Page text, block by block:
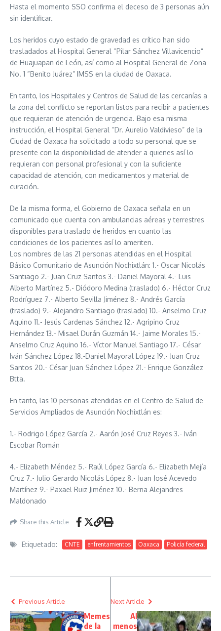
Hasta el momento SSO confirma el deceso de 3 personas aún
sin identificar.
Los heridos cuyo estado de gravedad es crítico han sido
trasladados al Hospital General “Pilar Sánchez Villavicencio”
de Huajuapan de León, así como al Hospital General de Zona
No. 1 “Benito Juárez” IMSS en la ciudad de Oaxaca.
En tanto, los Hospitales y Centros de Salud de las cercanías a
la zona del conflicto se reportan listos para recibir a pacientes
que requieran de atención de urgencia. Bajo esa misma
instrucción, el Hospital General “Dr. Aurelio Valdivieso” de la
Ciudad de Oaxaca ha solicitado a todo su personal que se
presente con la disponibilidad de atender a quienes así lo
requieran con personal profesional y con la suficiente
capacidad de atención, con medicamentos y material de
curación.
De la misma forma, el Gobierno de Oaxaca señala en un
comunicado que cuenta con ambulancias aéreas y terrestres
disponibles para traslado de heridos en cuanto las
condiciones de los pacientes así lo ameriten.
Los nombres de las 21 personas atendidas en el Hospital
Básico Comunitario de Asunción Nochixtlán: 1.- Oscar Nicolás
Santiago 2.- Juan Cruz Santos 3.- Daniel Mayoral 4.- Luis
Alberto Martínez 5.- Diódoro Medina (traslado) 6.- Héctor Cruz
Rodríguez 7.- Alberto Sevilla Jiménez 8.- Andrés García
(traslado) 9.- Alejandro Santiago (traslado) 10.- Anselmo Cruz
Aquino 11.- Jesús Cardenas Sánchez 12.- Agripino Cruz
Hernández 13.- Misael Durán Guzmán 14.- Jaime Morales 15.-
Anselmo Cruz Aquino 16.- Víctor Manuel Santiago 17.- César
Iván Sánchez López 18.-Daniel Mayoral López 19.- Juan Cruz
Santos 20.- César Juan Sánchez López 21.- Enrique González
Btta.
En tanto, las 10 personas atendidas en el Centro de Salud de
Servicios Ampliados de Asunción Nochixtlán es:
1.- Rodrigo López García 2.- Aarón José Cruz Reyes 3.- Iván
Escobar Román
4.- Elizabeth Méndez 5.- Raúl López García 6.- Elizabeth Mejía
Cruz 7.- Julio Gerardo Nicolás López 8.- Juan José Acevedo
Martínez 9.- Paxael Ruiz Jiménez 10.- Berna Alejandres
Maldonado
Share this Article
Etiquetado: CNTE enfrentamientos Oaxaca Policía federal
Previous Article
Memes
de la
Next Article
Al
menos